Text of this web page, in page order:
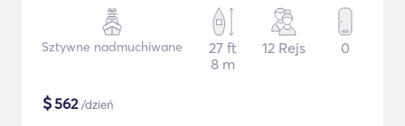
Sztywne nadmuchiwane
27 ft
8 m
12 Rejs 0
$562/dzień